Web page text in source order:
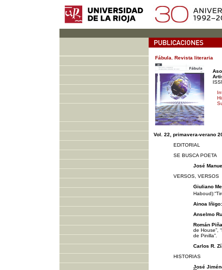
Fábula. Revista literaria
Vol. 22, primavera-verano
EDITORIAL
SE BUSCA POETA
José
VERSOS, VERSOS
Giuliano
Ainoa Iñigo:
Anselmo
Román
de House”,
de Pinilla”.
Carlos R.
HISTORIAS
José